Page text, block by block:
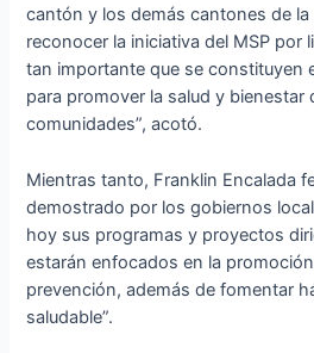
cantón y los demás cantones de
reconocer la iniciativa del MSP por
tan importante que se constituyen
para promover la salud y bienestar
comunidades”, acotó.
Mientras tanto, Franklin Encalada
demostrado por los gobiernos
hoy sus programas y proyectos
estarán enfocados en la
prevención, además de fomentar
saludable”.